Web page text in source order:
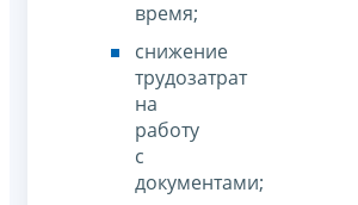
время;
снижение
трудозатрат
на
работу
с
документами;